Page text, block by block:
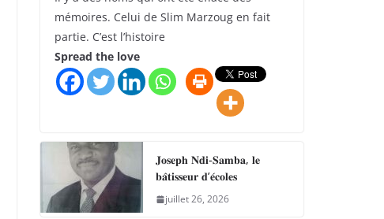
mémoires. Celui de Slim Marzoug en fait
partie. C’est l’histoire
Spread the love
𝐉𝐨𝐬𝐞𝐩𝐡 𝐍𝐝𝐢-𝐒𝐚𝐦𝐛𝐚, 𝐥𝐞
𝐛𝐚̂𝐭𝐢𝐬𝐬𝐞𝐮𝐫 𝐝’𝐞́𝐜𝐨𝐥𝐞𝐬
juillet 26, 2026